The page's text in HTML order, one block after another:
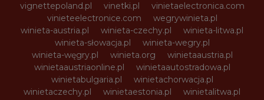
vignettepoland.pl
vinetki.pl
vinietaelectronica.com
vinieteelectronice.com
wegrywinieta.pl
winieta-austria.pl
winieta-czechy.pl
winieta-litwa.pl
winieta-słowacja.pl
winieta-wegry.pl
winieta-węgry.pl
winieta.org
winietaaustria.pl
winietaaustriaonline.pl
winietaautostradowa.pl
winietabulgaria.pl
winietachorwacja.pl
winietaczechy.pl
winietaestonia.pl
winietalitwa.pl